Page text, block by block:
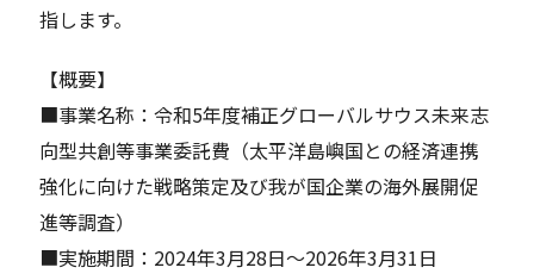
指します。
【概要】
■事業名称：令和5年度補正グローバルサウス未来志
向型共創等事業委託費（太平洋島嶼国との経済連携
強化に向けた戦略策定及び我が国企業の海外展開促
進等調査）
■実施期間：2024年3月28日～2026年3月31日